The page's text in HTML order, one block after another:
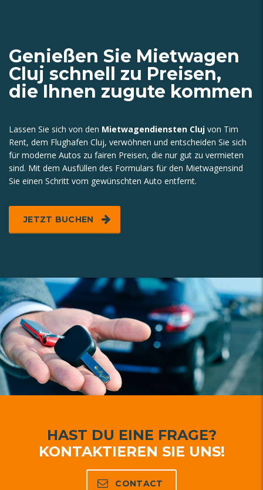
Genießen Sie Mietwagen
Cluj schnell zu Preisen,
die Ihnen zugute kommen
Lassen Sie sich von den Mietwagendiensten Cluj von Tim
Rent, dem Flughafen Cluj, verwöhnen und entscheiden Sie sich
für moderne Autos zu fairen Preisen, die nur gut zu vermieten
sind. Mit dem Ausfüllen des Formulars für den Mietwagensind
Sie einen Schritt vom gewünschten Auto entfernt.
JETZT BUCHEN
HAST DU EINE FRAGE?
KONTAKTIEREN SIE UNS!
CONTACT